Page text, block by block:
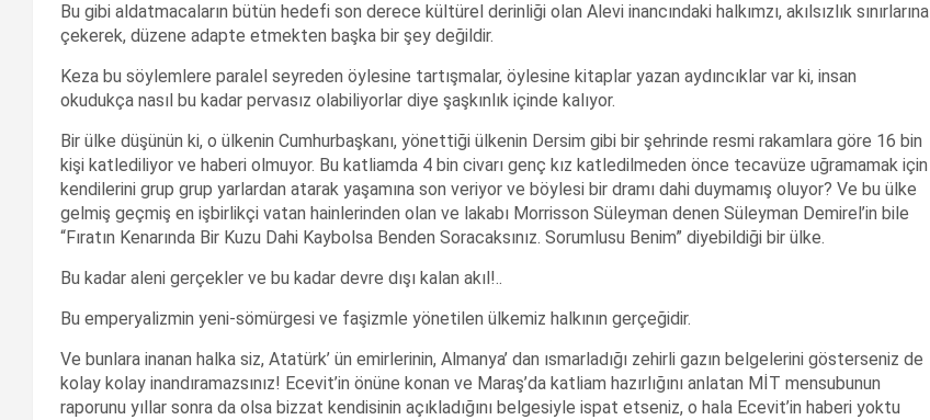
Bu gibi aldatmacaların bütün hedefi son derece kültürel derinliği olan Alevi inancındaki halkımzı, akılsızlık sınırlarına
çekerek, düzene adapte etmekten başka bir şey değildir.
Keza bu söylemlere paralel seyreden öylesine tartışmalar, öylesine kitaplar yazan aydıncıklar var ki, insan
okudukça nasıl bu kadar pervasız olabiliyorlar diye şaşkınlık içinde kalıyor.
Bir ülke düşünün ki, o ülkenin Cumhurbaşkanı, yönettiği ülkenin Dersim gibi bir şehrinde resmi rakamlara göre 16 bin
kişi katlediliyor ve haberi olmuyor. Bu katliamda 4 bin civarı genç kız katledilmeden önce tecavüze uğramamak için
kendilerini grup grup yarlardan atarak yaşamına son veriyor ve böylesi bir dramı dahi duymamış oluyor? Ve bu ülke
gelmiş geçmiş en işbirlikçi vatan hainlerinden olan ve lakabı Morrisson Süleyman denen Süleyman Demirel’in bile
“Fıratın Kenarında Bir Kuzu Dahi Kaybolsa Benden Soracaksınız. Sorumlusu Benim” diyebildiği bir ülke.
Bu kadar aleni gerçekler ve bu kadar devre dışı kalan akıl!..
Bu emperyalizmin yeni-sömürgesi ve faşizmle yönetilen ülkemiz halkının gerçeğidir.
Ve bunlara inanan halka siz, Atatürk’ ün emirlerinin, Almanya’ dan ısmarladığı zehirli gazın belgelerini gösterseniz de
kolay kolay inandıramazsınız! Ecevit’in önüne konan ve Maraş’da katliam hazırlığını anlatan MİT mensubunun
raporunu yıllar sonra da olsa bizzat kendisinin açıkladığını belgesiyle ispat etseniz, o hala Ecevit’in haberi yoktu